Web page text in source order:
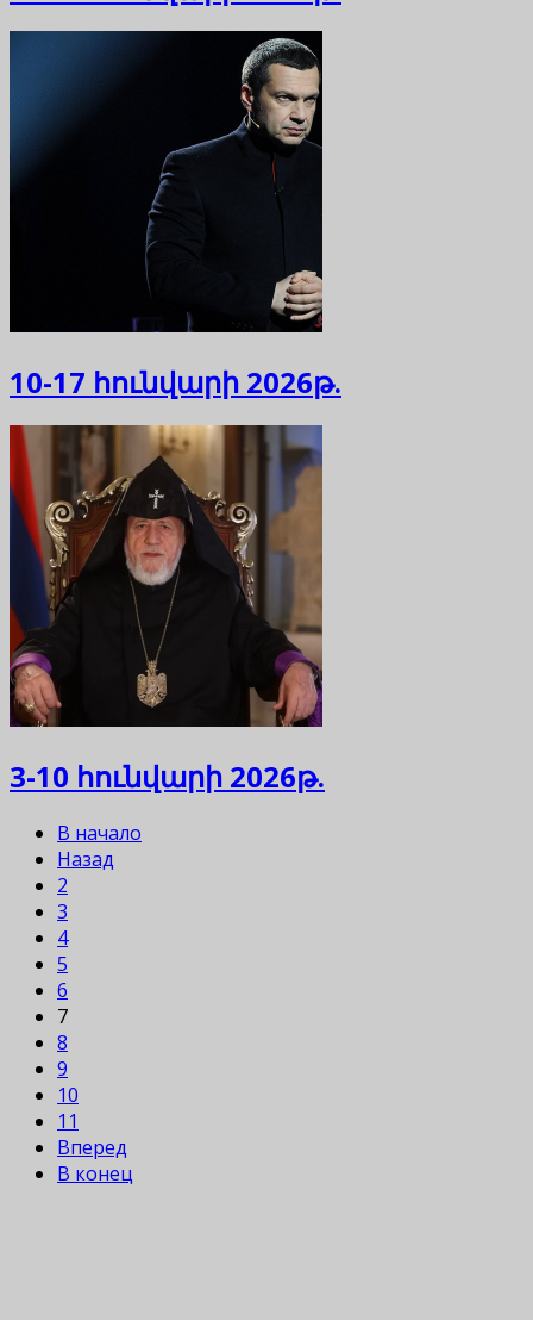
10-17 հունվարի 2026թ.
3-10 հունվարի 2026թ.
В начало
Назад
2
3
4
5
6
7
8
9
10
11
Вперед
В конец